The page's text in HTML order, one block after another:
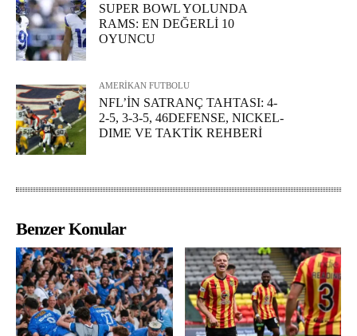
SUPER BOWL YOLUNDA
RAMS: EN DEĞERLİ 10
OYUNCU
AMERİKAN FUTBOLU
NFL’İN SATRANÇ TAHTASI: 4-
2-5, 3-3-5, 46DEFENSE, NICKEL-
DIME VE TAKTİK REHBERİ
Benzer Konular